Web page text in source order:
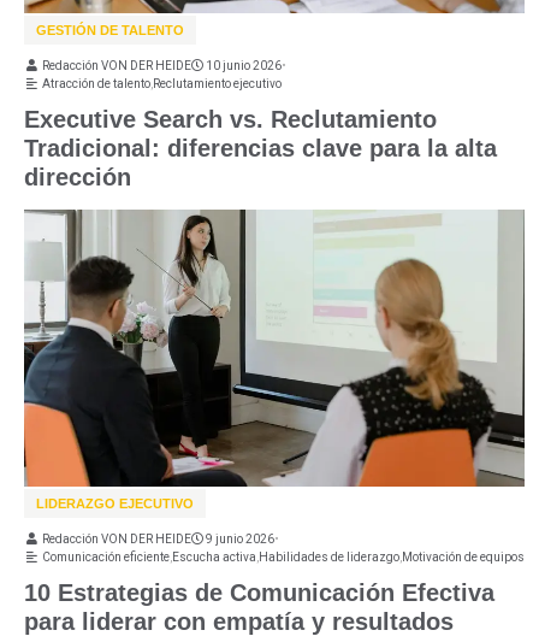
GESTIÓN DE TALENTO
Executive Search vs. Reclutamiento
Tradicional: diferencias clave para la alta
dirección
Redacción VON DER HEIDE 10 junio 2026•
Atracción de talento,Reclutamiento ejecutivo
LIDERAZGO EJECUTIVO
10 Estrategias de Comunicación Efectiva
para liderar con empatía y resultados
Redacción VON DER HEIDE 9 junio 2026•
Comunicación eficiente,Escucha activa,Habilidades de liderazgo,Motivación de equipos